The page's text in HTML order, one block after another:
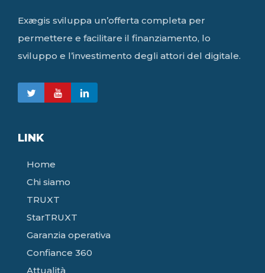
Exægis sviluppa un’offerta completa per
permettere e facilitare il finanziamento, lo
sviluppo e l’investimento degli attori del digitale.
LINK
Home
Chi siamo
TRUXT
StarTRUXT
Garanzia operativa
Confiance 360
Attualità